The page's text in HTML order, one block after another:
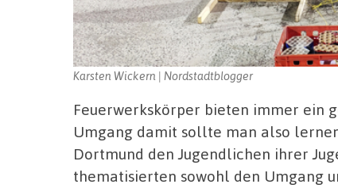
Karsten Wickern | Nordstadtblogger
Feuerwerkskörper bieten immer ein
Umgang damit sollte man also
Dortmund den Jugendlichen ihrer
thematisierten sowohl den Umgang